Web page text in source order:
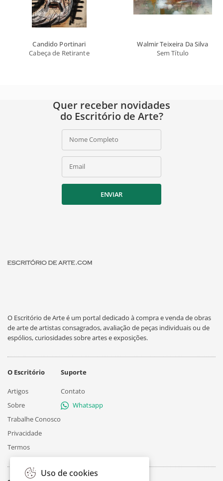
Candido Portinari
Cabeça de Retirante
Walmir Teixeira Da Silva
Sem Título
Quer receber novidades
do Escritório de Arte?
Nome Completo
Email
ENVIAR
O Escritório de Arte é um portal dedicado à compra e venda de obras
de arte de artistas consagrados, avaliação de peças individuais ou de
espólios, curiosidades sobre artes e exposições.
O Escritório
Artigos
Sobre
Trabalhe Conosco
Privacidade
Termos
Suporte
Contato
Whatsapp
Uso de cookies